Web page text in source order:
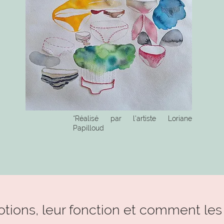
*Réalisé par l'artiste Loriane
Papilloud
leur fonction et comment